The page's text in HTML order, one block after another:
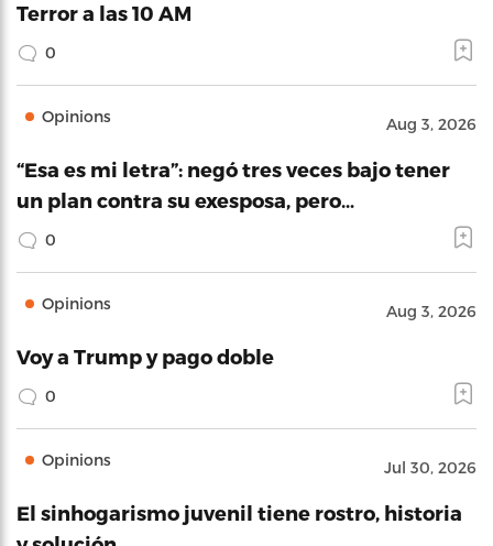
Terror a las 10 AM
0
Opinions Aug 3, 2026
“Esa es mi letra”: negó tres veces bajo tener
un plan contra su exesposa, pero…
0
Opinions Aug 3, 2026
Voy a Trump y pago doble
0
Opinions Jul 30, 2026
El sinhogarismo juvenil tiene rostro, historia